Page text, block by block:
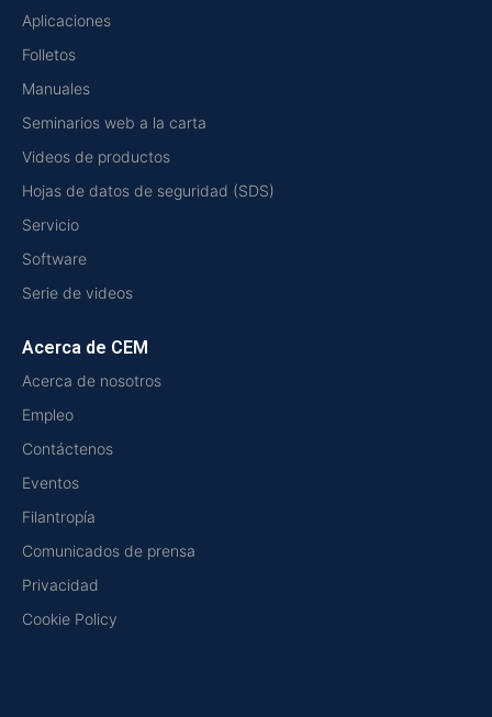
Aplicaciones
Folletos
Manuales
Seminarios web a la carta
Videos de productos
Hojas de datos de seguridad (SDS)
Servicio
Software
Serie de videos
Acerca de CEM
Acerca de nosotros
Empleo
Contáctenos
Eventos
Filantropía
Comunicados de prensa
Privacidad
Cookie Policy